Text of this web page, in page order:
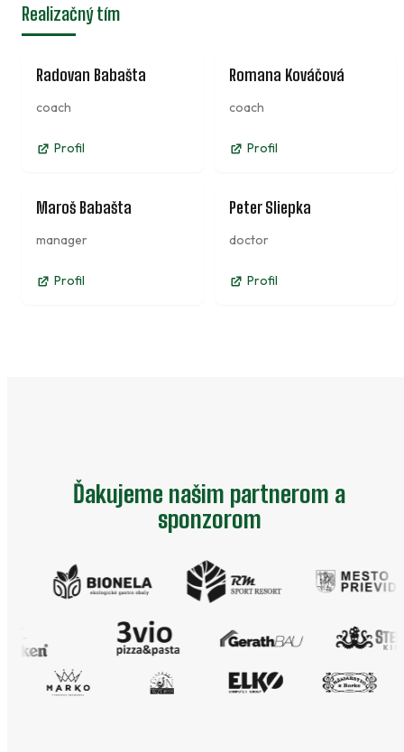
Realizačný tím
Radovan Babašta
coach
Profil
Romana Kováčová
coach
Profil
Maroš Babašta
manager
Profil
Peter Sliepka
doctor
Profil
Ďakujeme našim partnerom a
sponzorom